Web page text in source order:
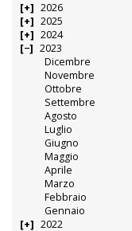
2026
2025
2024
2023
Dicembre
Novembre
Ottobre
Settembre
Agosto
Luglio
Giugno
Maggio
Aprile
Marzo
Febbraio
Gennaio
2022